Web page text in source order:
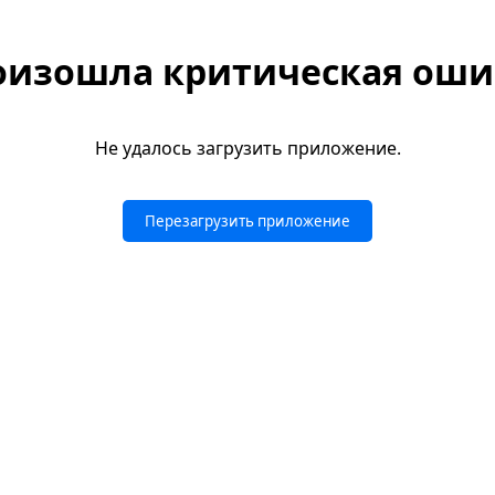
критическая
Не удалось загрузить приложение.
Перезагрузить приложение